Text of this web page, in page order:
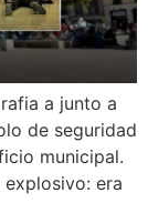
a junto a
de seguridad
municipal.
era